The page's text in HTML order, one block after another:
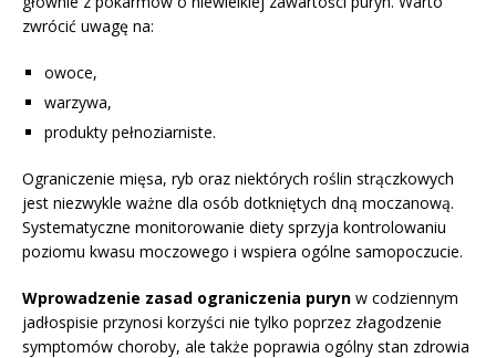
zwrócić uwagę na:
owoce,
warzywa,
produkty pełnoziarniste.
Ograniczenie mięsa, ryb oraz niektórych roślin strączkowych
jest niezwykle ważne dla osób dotkniętych dną moczanową.
Systematyczne monitorowanie diety sprzyja kontrolowaniu
poziomu kwasu moczowego i wspiera ogólne samopoczucie.
Wprowadzenie zasad ograniczenia puryn w codziennym
jadłospisie przynosi korzyści nie tylko poprzez złagodzenie
symptomów choroby, ale także poprawia ogólny stan zdrowia